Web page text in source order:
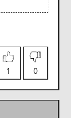
1 0